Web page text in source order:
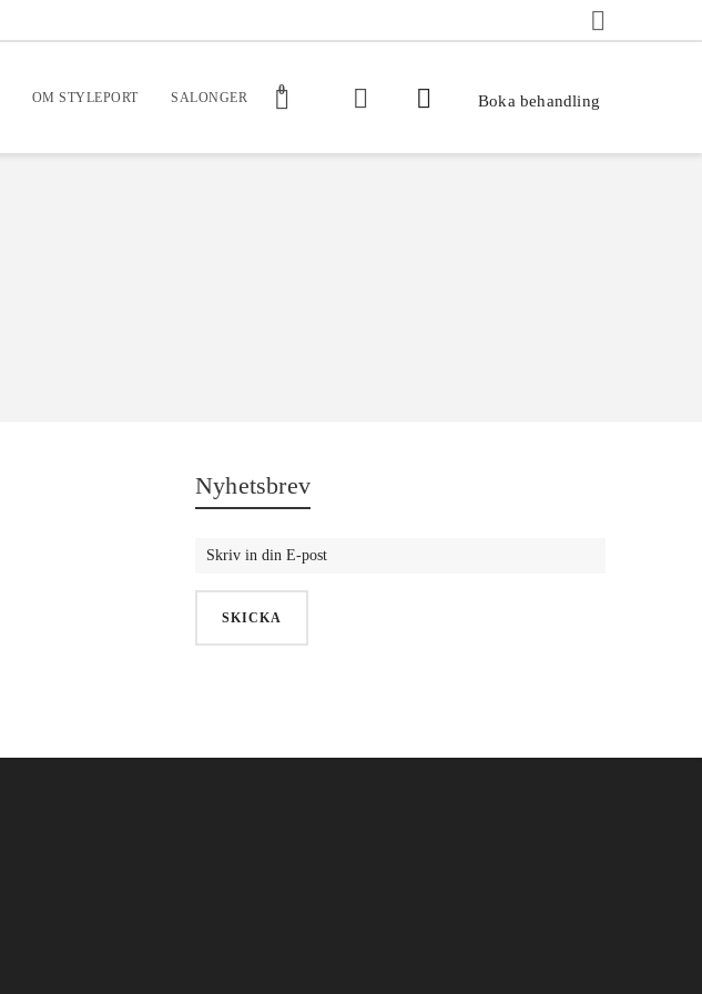
OM STYLEPORT SALONGER 0
Boka behandling
Nyhetsbrev